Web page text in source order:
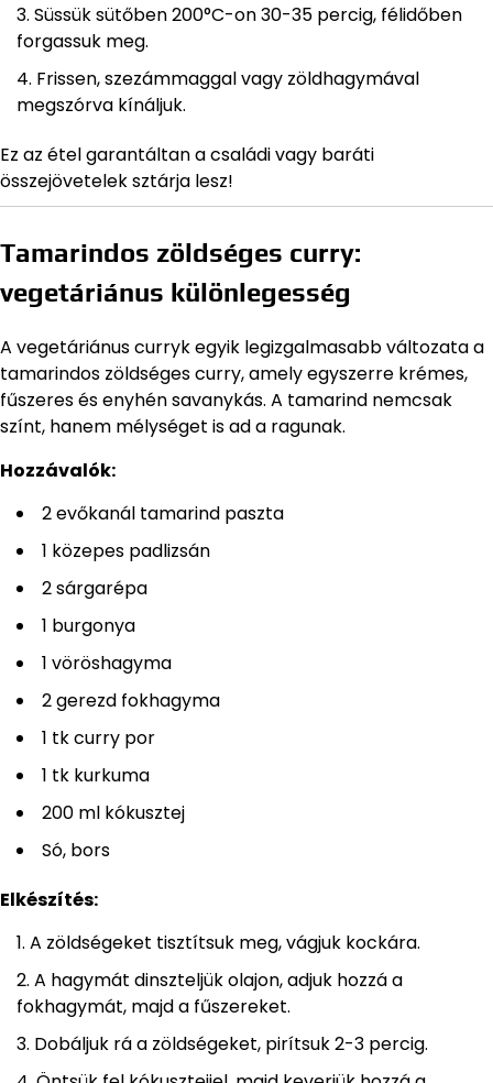
Süssük sütőben 200°C-on 30-35 percig, félidőben
forgassuk meg.
Frissen, szezámmaggal vagy zöldhagymával
megszórva kínáljuk.
Ez az étel garantáltan a családi vagy baráti
összejövetelek sztárja lesz!
Tamarindos zöldséges curry:
vegetáriánus különlegesség
A vegetáriánus curryk egyik legizgalmasabb változata a
tamarindos zöldséges curry, amely egyszerre krémes,
fűszeres és enyhén savanykás. A tamarind nemcsak
színt, hanem mélységet is ad a ragunak.
Hozzávalók:
2 evőkanál tamarind paszta
1 közepes padlizsán
2 sárgarépa
1 burgonya
1 vöröshagyma
2 gerezd fokhagyma
1 tk curry por
1 tk kurkuma
200 ml kókusztej
Só, bors
Elkészítés:
A zöldségeket tisztítsuk meg, vágjuk kockára.
A hagymát dinszteljük olajon, adjuk hozzá a
fokhagymát, majd a fűszereket.
Dobáljuk rá a zöldségeket, pirítsuk 2-3 percig.